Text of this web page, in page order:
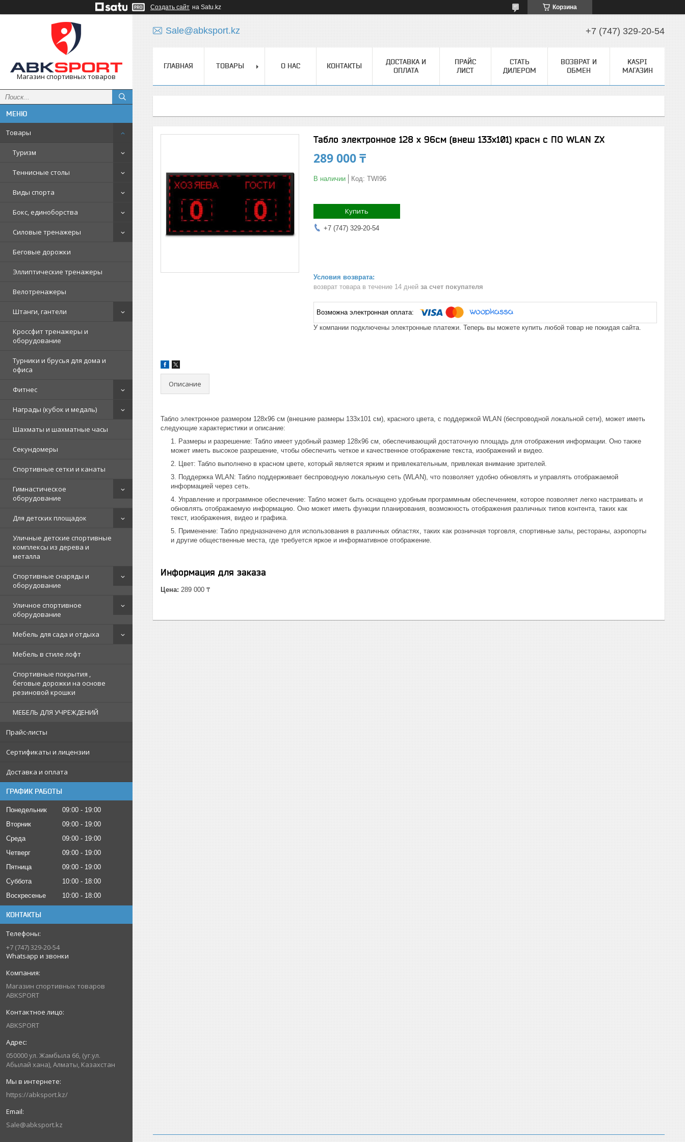
Создать сайт на Satu.kz Корзина
Магазин спортивных товаров
Товары
Туризм
Теннисные столы
Виды спорта
Бокс, единоборства
Силовые тренажеры
Беговые дорожки
Эллиптические тренажеры
Велотренажеры
Штанги, гантели
Кроссфит тренажеры и
оборудование
Турники и брусья для дома и
офиса
Фитнес
Награды (кубок и медаль)
Шахматы и шахматные часы
Секундомеры
Спортивные сетки и канаты
Гимнастическое
оборудование
Для детских площадок
Уличные детские спортивные
комплексы из дерева и
металла
Спортивные снаряды и
оборудование
Уличное спортивное
оборудование
Мебель для сада и отдыха
Мебель в стиле лофт
Спортивные покрытия ,
беговые дорожки на основе
резиновой крошки
МЕБЕЛЬ ДЛЯ УЧРЕЖДЕНИЙ
Прайс-листы
Сертификаты и лицензии
Доставка и оплата
ГРАФИК РАБОТЫ
Понедельник 09:00
19:00
Вторник
09:00
19:00
Среда
09:00
19:00
Четверг
09:00
19:00
Пятница
09:00
19:00
Суббота
10:00
18:00
Воскресенье
10:00 18:00
КОНТАКТЫ
+7 (747) 329-20-54
Whatsapp и звонки
Магазин спортивных товаров
ABKSPORT
ABKSPORT
050000 ул. Жамбыла 66, (уг.ул.
Абылай хана), Алматы, Казахстан
https://abksport.kz/
Sale@abksport.kz
Sale@abksport.kz +7 (747) 329-20-54
ГЛАВНАЯ ТОВАРЫ О НАС КОНТАКТЫ
ДОСТАВКА И
ОПЛАТА
ПРАЙС
ЛИСТ
СТАТЬ
ДИЛЕРОМ
ВОЗВРАТ И
ОБМЕН
KASPI
МАГАЗИН
Табло электронное 128 х 96см (внеш 133х101) красн с ПО WLAN ZX
289 000 ₸
В наличии Код: TWI96
Купить
+7 (747) 329-20-54
возврат товара в течение 14 дней за счет покупателя
У компании подключены электронные платежи. Теперь вы можете купить любой товар не покидая сайта.
Описание
Табло электронное размером 128х96 см (внешние размеры 133х101 см), красного цвета, с поддержкой WLAN (беспроводной локальной сети), может иметь
следующие характеристики и описание:
Размеры и разрешение: Табло имеет удобный размер 128х96 см, обеспечивающий достаточную площадь для отображения информации. Оно также
может иметь высокое разрешение, чтобы обеспечить четкое и качественное отображение текста, изображений и видео.
Цвет: Табло выполнено в красном цвете, который является ярким и привлекательным, привлекая внимание зрителей.
Поддержка WLAN: Табло поддерживает беспроводную локальную сеть (WLAN), что позволяет удобно обновлять и управлять отображаемой
информацией через сеть.
Управление и программное обеспечение: Табло может быть оснащено удобным программным обеспечением, которое позволяет легко настраивать и
обновлять отображаемую информацию. Оно может иметь функции планирования, возможность отображения различных типов контента, таких как
текст, изображения, видео и графика.
Применение: Табло предназначено для использования в различных областях, таких как розничная торговля, спортивные залы, рестораны, аэропорты
и другие общественные места, где требуется яркое и информативное отображение.
Информация для заказа
Цена: 289 000 ₸